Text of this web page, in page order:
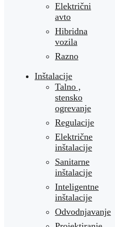
Električni
avto
Hibridna
vozila
Razno
Inštalacije
Talno ,
stensko
ogrevanje
Regulacije
Električne
inštalacije
Sanitarne
inštalacije
Inteligentne
inštalacije
Odvodnjavanje